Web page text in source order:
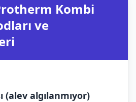
Kombi
ve
(alev algılanmıyor)